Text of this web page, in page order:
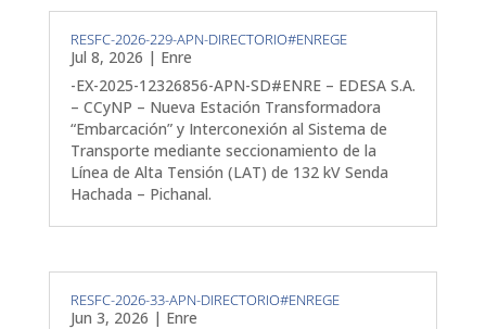
RESFC-2026-229-APN-DIRECTORIO#ENREGE
Jul 8, 2026 | Enre
-EX-2025-12326856-APN-SD#ENRE – EDESA S.A.
– CCyNP – Nueva Estación Transformadora
“Embarcación” y Interconexión al Sistema de
Transporte mediante seccionamiento de la
Línea de Alta Tensión (LAT) de 132 kV Senda
Hachada – Pichanal.
RESFC-2026-33-APN-DIRECTORIO#ENREGE
Jun 3, 2026 | Enre